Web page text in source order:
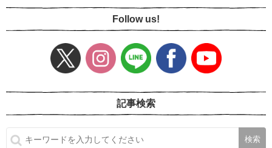
Follow us!
記事検索